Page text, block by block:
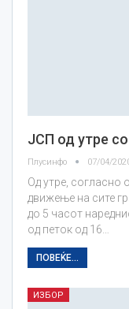
ЈСП од утре
Плусинфо 07/04/
Од утре, согласно
движење на сите
до 5 часот
oд петок од 16…
ПОВЕЌЕ...
ИЗБОР